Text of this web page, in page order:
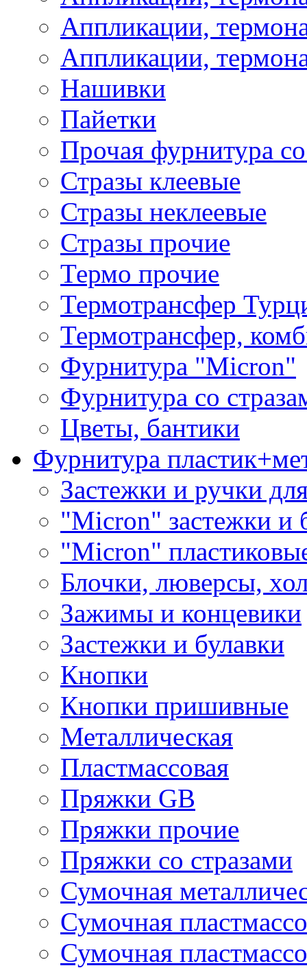
Аппликации,
Аппликации,
Нашивки
Пайетки
Прочая фурнитура
Стразы клеевые
Стразы неклеевые
Стразы прочие
Термо прочие
Термотрансфер
Термотрансфер,
Фурнитура "Micron"
Фурнитура со
Цветы, бантики
Фурнитура
Застежки и ручки
"Micron" застежки и
"Micron"
Блочки, люверсы,
Зажимы и концевики
Застежки и булавки
Кнопки
Кнопки пришивные
Металлическая
Пластмассовая
Пряжки GB
Пряжки прочие
Пряжки со стразами
Сумочная
Сумочная
Сумочная